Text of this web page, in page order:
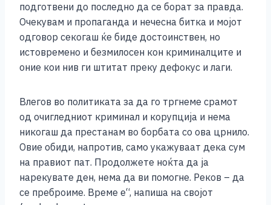
подготвени до последно да се борат за правда.
Очекувам и пропаганда и нечесна битка и мојот
одговор секогаш ќе биде достоинствен, но
истовремено и безмилосен кон криминалците и
оние кои нив ги штитат преку дефокус и лаги.
Влегов во политиката за да го тргнеме срамот
од очигледниот криминал и корупција и нема
никогаш да престанам во борбата со ова црнило.
Овие обиди, напротив, само укажуваат дека сум
на правиот пат. Продолжете ноќта да ја
нарекувате ден, нема да ви помогне. Реков – да
се преброиме. Време е“, напиша на својот